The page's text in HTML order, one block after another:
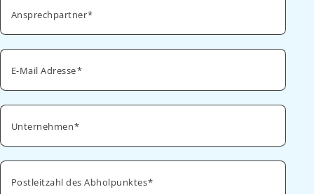
Ansprechpartner
E-Mail Adresse
Unternehmen
Postleitzahl des Abholpunktes